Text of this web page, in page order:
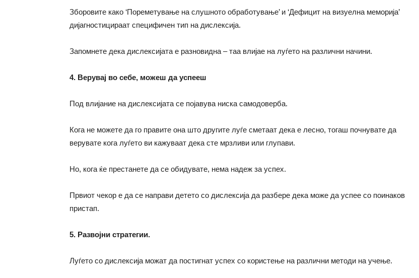
Зборовите како ‘Пореметување на слушното обработување’ и ‘Дефицит на визуелна меморија’
дијагностицираат специфичен тип на дислексија.
Запомнете дека дислексијата е разновидна – таа влијае на луѓето на различни начини.
4. Верувај во себе, можеш да успееш
Под влијание на дислексијата се појавува ниска самодоверба.
Кога не можете да го правите она што другите луѓе сметаат дека е лесно, тогаш почнувате да
верувате кога луѓето ви кажуваат дека сте мрзливи или глупави.
Но, кога ќе престанете да се обидувате, нема надеж за успех.
Првиот чекор е да се направи детето со дислексија да разбере дека може да успее со поинаков
пристап.
5. Развојни стратегии.
Луѓето со дислексија можат да постигнат успех со користење на различни методи на учење.